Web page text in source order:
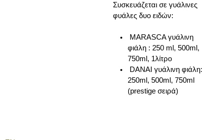
Συσκευάζεται σε γυάλινες
φυάλες δυο ειδών:
MARASCA γυάλινη
φιάλη : 250 ml, 500ml,
750ml, 1λίτρο
DANAI γυάλινη φιάλη:
250ml, 500ml, 750ml
(prestige σειρά)